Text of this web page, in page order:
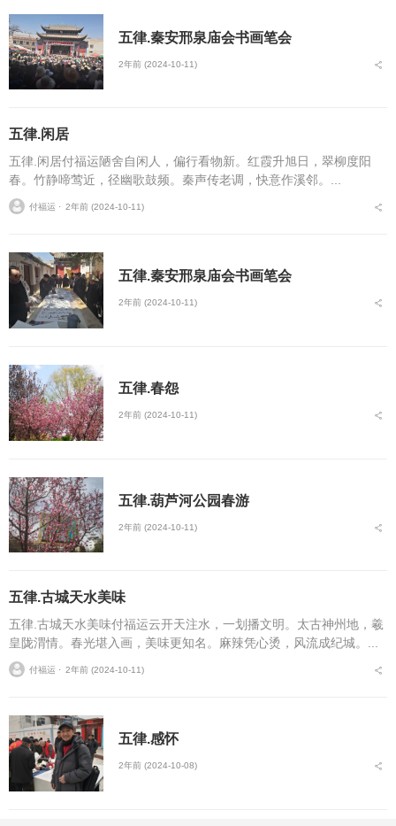
五律.秦安邢泉庙会书画笔会
2年前 (2024-10-11)
五律.闲居
五律.闲居付福运陋舍自闲人，偏行看物新。红霞升旭日，翠柳度阳
春。竹静啼莺近，径幽歌鼓频。秦声传老调，快意作溪邻。...
付福运 ⋅ 2年前 (2024-10-11)
五律.秦安邢泉庙会书画笔会
2年前 (2024-10-11)
五律.春怨
2年前 (2024-10-11)
五律.葫芦河公园春游
2年前 (2024-10-11)
五律.古城天水美味
五律.古城天水美味付福运云开天注水，一划播文明。太古神州地，羲
皇陇渭情。春光堪入画，美味更知名。麻辣凭心烫，风流成纪城。...
付福运 ⋅ 2年前 (2024-10-11)
五律.感怀
2年前 (2024-10-08)